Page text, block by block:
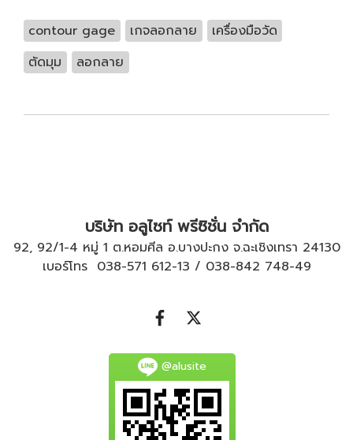
contour gage เกจลอกลาย
เครื่องมือวัด
ตัดมุม
ลอกลาย
บริษัท อลูไซท์ พรีซิชั่น จำกัด
92, 92/1-4 หมู่ 1 ต.หอมศีล อ.บางปะกง จ.ฉะเชิงเทรา 24130
เบอร์โทร 038-571 612-13 / 038-842 748-49
@alusite